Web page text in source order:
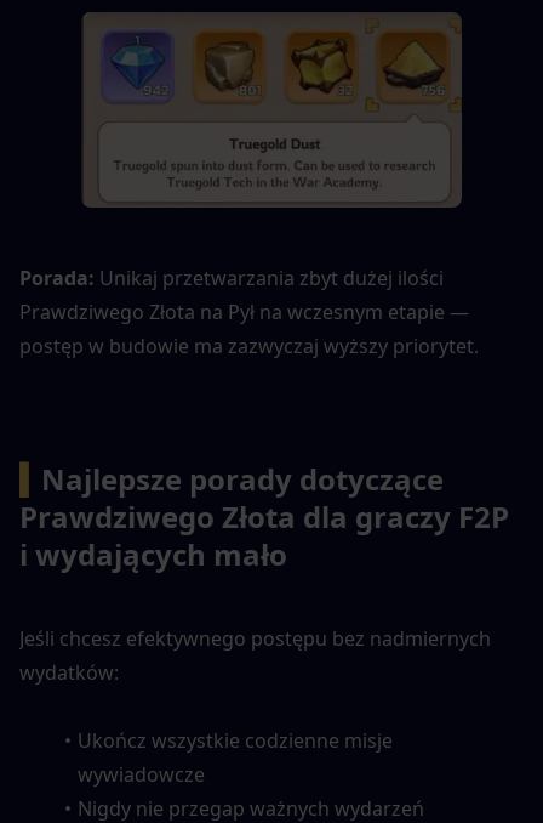
Porada: Unikaj przetwarzania zbyt dużej ilości
Prawdziwego Złota na Pył na wczesnym etapie —
postęp w budowie ma zazwyczaj wyższy priorytet.
Najlepsze porady dotyczące
Prawdziwego Złota dla graczy F2P
i wydających mało
Jeśli chcesz efektywnego postępu bez nadmiernych
wydatków:
Ukończ wszystkie codzienne misje
wywiadowcze
Nigdy nie przegap ważnych wydarzeń